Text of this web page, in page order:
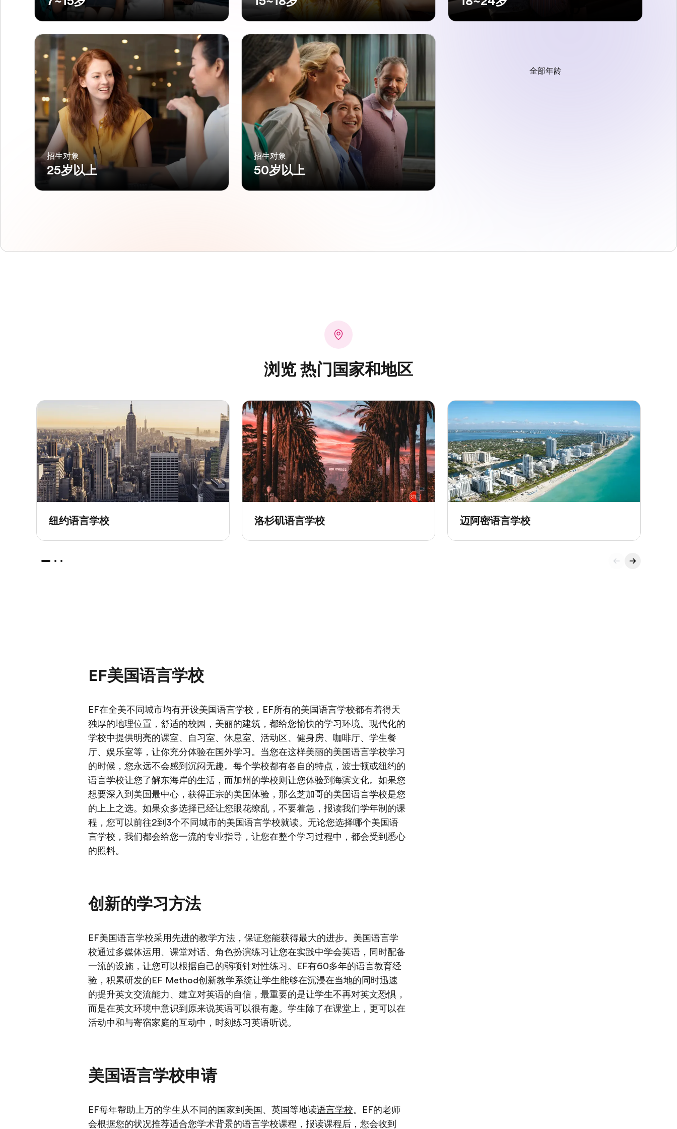
招生对象
25岁以上
招生对象
50岁以上
全部年龄
浏览 热门国家和地区
纽约语言学校 洛杉矶语言学校 迈阿密语言学校
EF美国语言学校
EF在全美不同城市均有开设美国语言学校，EF所有的美国语言学校都有着得天
独厚的地理位置，舒适的校园，美丽的建筑，都给您愉快的学习环境。现代化的
学校中提供明亮的课室、自习室、休息室、活动区、健身房、咖啡厅、学生餐
厅、娱乐室等，让你充分体验在国外学习。当您在这样美丽的美国语言学校学习
的时候，您永远不会感到沉闷无趣。每个学校都有各自的特点，波士顿或纽约的
语言学校让您了解东海岸的生活，而加州的学校则让您体验到海滨文化。如果您
想要深入到美国最中心，获得正宗的美国体验，那么芝加哥的美国语言学校是您
的上上之选。如果众多选择已经让您眼花缭乱，不要着急，报读我们学年制的课
程，您可以前往2到3个不同城市的美国语言学校就读。无论您选择哪个美国语
言学校，我们都会给您一流的专业指导，让您在整个学习过程中，都会受到悉心
的照料。
创新的学习方法
EF美国语言学校采用先进的教学方法，保证您能获得最大的进步。美国语言学
校通过多媒体运用、课堂对话、角色扮演练习让您在实践中学会英语，同时配备
一流的设施，让您可以根据自己的弱项针对性练习。EF有60多年的语言教育经
验，积累研发的EF Method创新教学系统让学生能够在沉浸在当地的同时迅速
的提升英文交流能力、建立对英语的自信，最重要的是让学生不再对英文恐惧，
而是在英文环境中意识到原来说英语可以很有趣。学生除了在课堂上，更可以在
活动中和与寄宿家庭的互动中，时刻练习英语听说。
美国语言学校申请
EF每年帮助上万的学生从不同的国家到美国、英国等地读语言学校。EF的老师
会根据您的状况推荐适合您学术背景的语言学校课程，报读课程后，您会收到